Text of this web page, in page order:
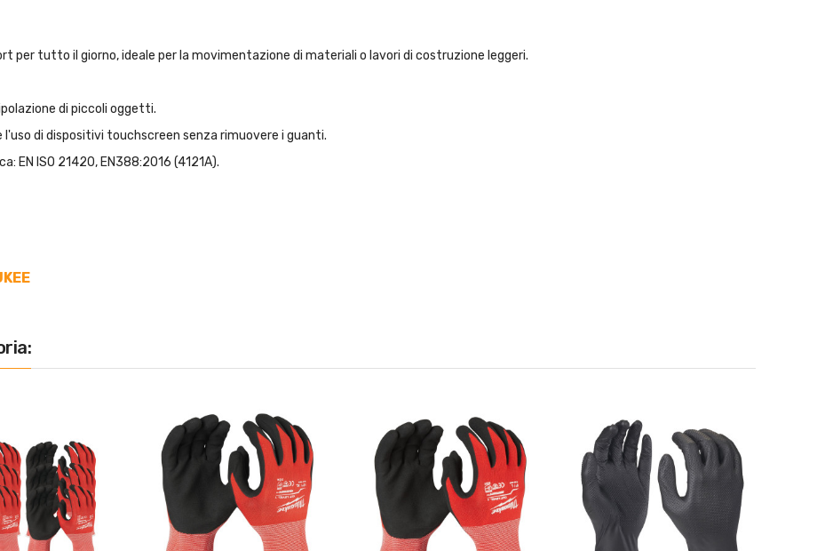
per tutto il giorno, ideale per la movimentazione di materiali o lavori di costruzione leggeri.
di piccoli oggetti.
l'uso di dispositivi touchscreen senza rimuovere i guanti.
EN ISO 21420, EN388:2016 (4121A).